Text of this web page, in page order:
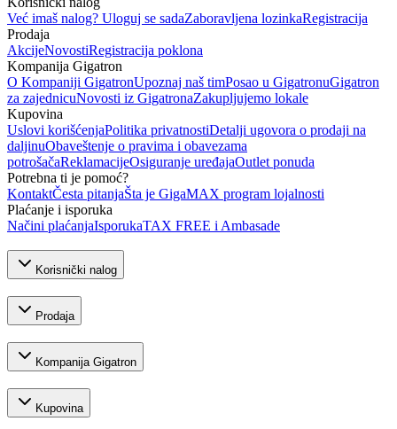
Već imaš nalog? Uloguj se sadaZaboravljena lozinkaRegistracija
Prodaja
AkcijeNovostiRegistracija poklona
Kompanija Gigatron
O Kompaniji GigatronUpoznaj naš timPosao u GigatronuGigatron
za zajednicuNovosti iz GigatronaZakupljujemo lokale
Kupovina
Uslovi korišćenjaPolitika privatnostiDetalji ugovora o prodaji na
daljinuObaveštenje o pravima i obavezama
potrošačaReklamacijeOsiguranje uređajaOutlet ponuda
Potrebna ti je pomoć?
KontaktČesta pitanjaŠta je GigaMAX program lojalnosti
Plaćanje i isporuka
Načini plaćanjaIsporukaTAX FREE i Ambasade
Korisnički nalog
Prodaja
Kompanija Gigatron
Kupovina